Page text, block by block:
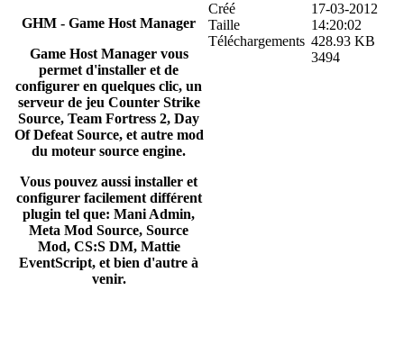
GHM - Game Host Manager
Game Host Manager vous
permet d'installer et de
configurer en quelques clic, un
serveur de jeu Counter Strike
Source, Team Fortress 2, Day
Of Defeat Source, et autre mod
du moteur source engine.
Vous pouvez aussi installer et
configurer facilement différent
plugin tel que: Mani Admin,
Meta Mod Source, Source
Mod, CS:S DM, Mattie
EventScript, et bien d'autre à
venir.
Créé
Taille
Téléchargements
17-03-2012
14:20:02
428.93 KB
3494